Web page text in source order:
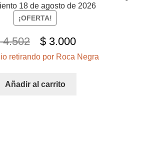
18 de agosto de 2026
¡OFERTA!
4.502
El
precio
$3.000El
precio
retirando por Roca Negra
Añadir al carrito